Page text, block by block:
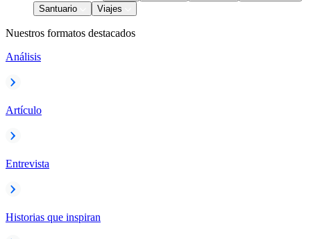
Santuario
Viajes
Nuestros formatos destacados
Análisis
Artículo
Entrevista
Historias que inspiran